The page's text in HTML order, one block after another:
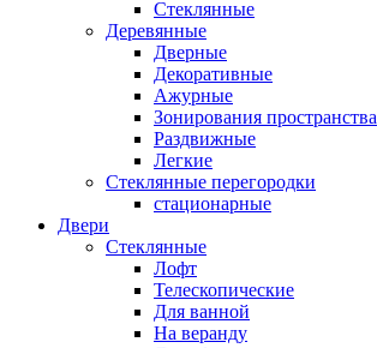
Стеклянные
Деревянные
Дверные
Декоративные
Ажурные
Зонирования пространства
Раздвижные
Легкие
Стеклянные перегородки
стационарные
Двери
Стеклянные
Лофт
Телескопические
Для ванной
На веранду